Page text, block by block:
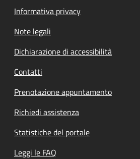
Informativa privacy
Note legali
Dichiarazione di accessibilità
Contatti
Prenotazione appuntamento
Richiedi assistenza
Statistiche del portale
Leggi le FAQ